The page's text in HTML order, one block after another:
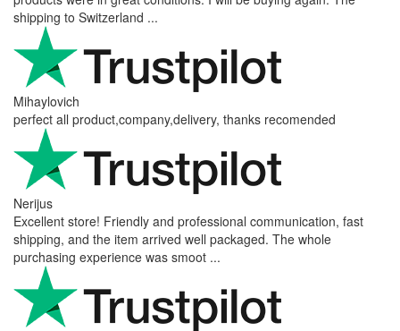
shipping to Switzerland ...
Mihaylovich
perfect all product,company,delivery, thanks recomended
Nerijus
Excellent store! Friendly and professional communication, fast
shipping, and the item arrived well packaged. The whole
purchasing experience was smoot ...